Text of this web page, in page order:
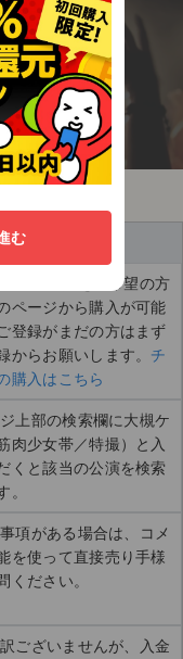
ンロード！
安心チケッ
ットの購入をご希望の方
ページから購入が可能
登録がまだの方はまず
からお願いします。 チ
購入はこちら
上部の検索欄に大槻ケ
肉少女帯／特撮）と入
くと該当の公演を検索
。
項がある場合は、コメ
を使って直接売り手様
ください。
ございませんが、入金
む